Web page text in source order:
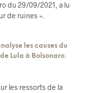
du 29/09/2021, a lu
de ruines ».
les causes du
Lula à Bolsonaro.
les ressorts de la